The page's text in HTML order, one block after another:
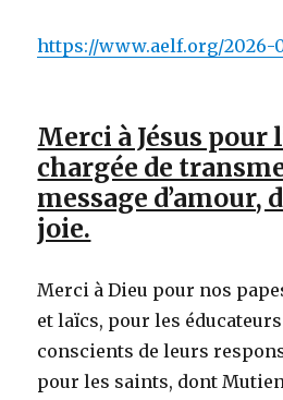
https://www.aelf.org/2026-
Merci à Jésus pour
chargée de
message d’amour,
joie.
Merci à Dieu pour nos
et laïcs, pour les
conscients de leurs
pour les saints, dont